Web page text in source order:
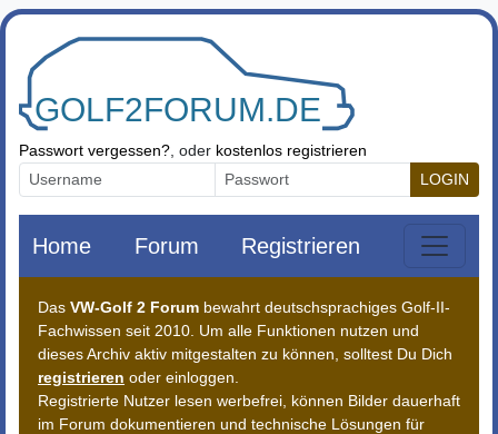
Zum Inhalt springen
Passwort vergessen? , oder kostenlos registrieren
LOGIN
Home Forum Registrieren
Das VW-Golf 2 Forum bewahrt deutschsprachiges Golf-II-
Fachwissen seit 2010. Um alle Funktionen nutzen und
dieses Archiv aktiv mitgestalten zu können, solltest Du Dich
registrieren oder einloggen.
Registrierte Nutzer lesen werbefrei, können Bilder dauerhaft
im Forum dokumentieren und technische Lösungen für